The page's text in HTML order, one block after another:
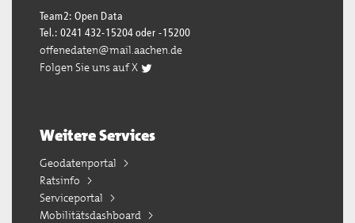
Team2: Open Data
Tel.: 0241 432-15204 oder -15200
offenedaten@mail.aachen.de
Folgen Sie uns auf X
Weitere Services
Geodatenportal
Ratsinfo
Serviceportal
Mobilitätsdashboard